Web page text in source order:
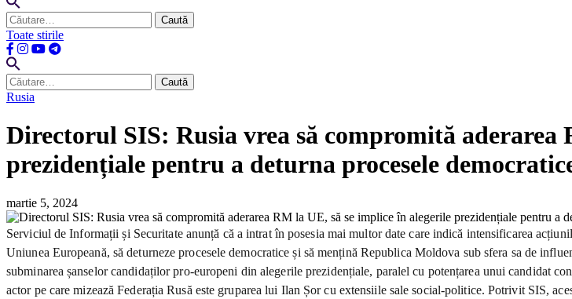
Caută
după:
Toate stirile
Caută
după:
Rusia
Directorul SIS: Rusia vrea să compromită aderarea
prezidențiale pentru a deturna procesele
martie 5, 2024
Serviciul de Informații și Securitate anunță că a intrat în posesia mai multor date care indică intensificarea
Uniunea Europeană, să deturneze procesele democratice și să mențină Republica Moldova sub sfera sa de
subminarea șanselor candidaților pro-europeni din alegerile prezidențiale, paralel cu potențarea unui candidat
actor pe care mizează Federația Rusă este gruparea lui Ilan Șor cu extensiile sale social-politice. Potrivit SIS,